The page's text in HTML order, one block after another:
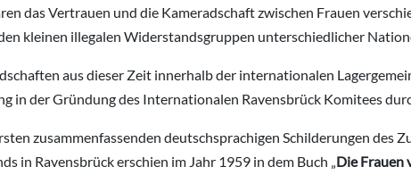
das Vertrauen und die Kameradschaft zwischen Frauen
kleinen illegalen Widerstandsgruppen unterschiedlicher
aus dieser Zeit innerhalb der internationalen
in der Gründung des Internationalen Ravensbrück Komitees
zusammenfassenden deutschsprachigen Schilderungen des
in Ravensbrück erschien im Jahr 1959 in dem Buch „Die Frauen